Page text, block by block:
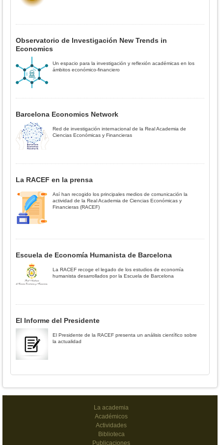
Observatorio de Investigación New Trends in
Economics
Un espacio para la investigación y reflexión académicas en los
ámbitos económico-financiero
Barcelona Economics Network
Red de investigación internacional de la Real Academia de
Ciencias Económicas y Financieras
La RACEF en la prensa
Así han recogido los principales medios de comunicación la
actividad de la Real Academia de Ciencias Económicas y
Financieras (RACEF)
Escuela de Economía Humanista de Barcelona
La RACEF recoge el legado de los estudios de economía
humanista desarrollados por la Escuela de Barcelona
El Informe del Presidente
El Presidente de la RACEF presenta un análisis científico sobre
la actualidad
La academia
Académicos
Actividades
Biblioteca
Publicaciones